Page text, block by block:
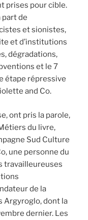
prises pour cible.
de
et sionistes,
et d’institutions
dégradations,
et le 7
étape répressive
and Co.
ont pris la parole,
du livre,
Sud Culture
une personne du
travailleureuses
de la
Argyroglo, dont la
dernier. Les